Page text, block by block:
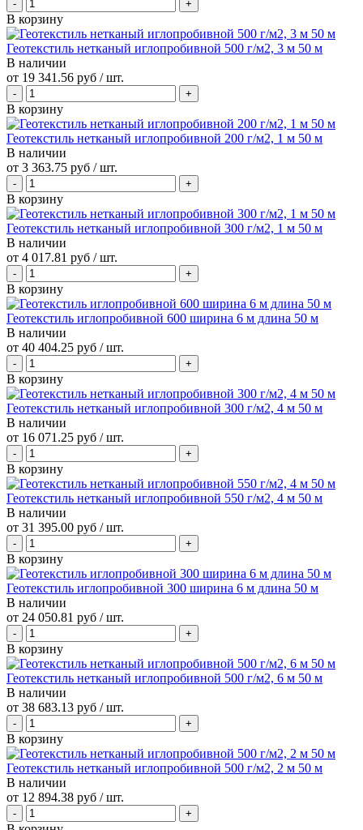
В корзину
Геотекстиль нетканый иглопробивной 500 г/м2, 3 м 50 м
В наличии
от 19 341.56 руб / шт.
В корзину
Геотекстиль нетканый иглопробивной 200 г/м2, 1 м 50 м
В наличии
от 3 363.75 руб / шт.
В корзину
Геотекстиль нетканый иглопробивной 300 г/м2, 1 м 50 м
В наличии
от 4 017.81 руб / шт.
В корзину
Геотекстиль иглопробивной 600 ширина 6 м длина 50 м
В наличии
от 40 404.25 руб / шт.
В корзину
Геотекстиль нетканый иглопробивной 300 г/м2, 4 м 50 м
В наличии
от 16 071.25 руб / шт.
В корзину
Геотекстиль нетканый иглопробивной 550 г/м2, 4 м 50 м
В наличии
от 31 395.00 руб / шт.
В корзину
Геотекстиль иглопробивной 300 ширина 6 м длина 50 м
В наличии
от 24 050.81 руб / шт.
В корзину
Геотекстиль нетканый иглопробивной 500 г/м2, 6 м 50 м
В наличии
от 38 683.13 руб / шт.
В корзину
Геотекстиль нетканый иглопробивной 500 г/м2, 2 м 50 м
В наличии
от 12 894.38 руб / шт.